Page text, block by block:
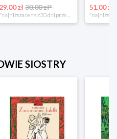
29.00 zł 30.00 zł* 51.00 zł
SIOSTRY